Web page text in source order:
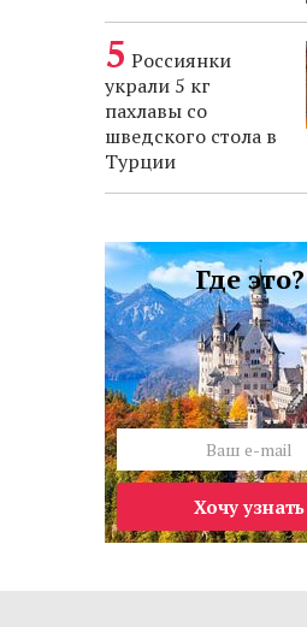
Россиянки
украли 5 кг
пахлавы со
шведского стола в
Турции
Где это?
Хочу узнать